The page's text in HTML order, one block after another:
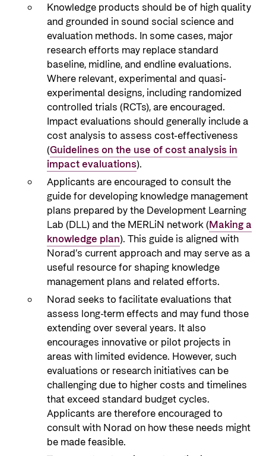
Knowledge products should be of high quality
and grounded in sound social science and
evaluation methods. In some cases, major
research efforts may replace standard
baseline, midline, and endline evaluations.
Where relevant, experimental and quasi-
experimental designs, including randomized
controlled trials (RCTs), are encouraged.
Impact evaluations should generally include a
cost analysis to assess cost-effectiveness
(Guidelines on the use of cost analysis in
impact evaluations).
Applicants are encouraged to consult the
guide for developing knowledge management
plans prepared by the Development Learning
Lab (DLL) and the MERLiN network (Making a
knowledge plan). This guide is aligned with
Norad’s current approach and may serve as a
useful resource for shaping knowledge
management plans and related efforts.
Norad seeks to facilitate evaluations that
assess long-term effects and may fund those
extending over several years. It also
encourages innovative or pilot projects in
areas with limited evidence. However, such
evaluations or research initiatives can be
challenging due to higher costs and timelines
that exceed standard budget cycles.
Applicants are therefore encouraged to
consult with Norad on how these needs might
be made feasible.